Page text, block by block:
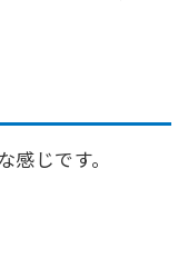
じです。